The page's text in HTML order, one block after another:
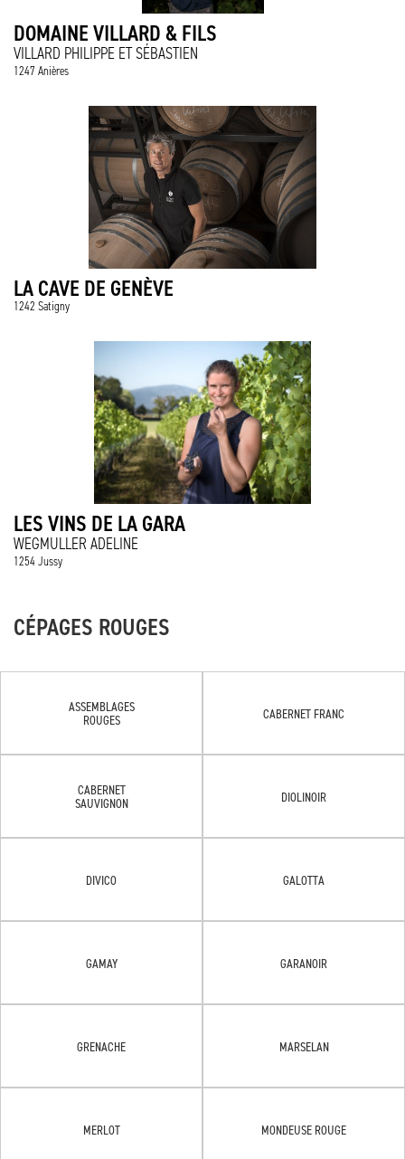
DOMAINE VILLARD & FILS
VILLARD PHILIPPE ET SÉBASTIEN
1247 Anières
LA CAVE DE GENÈVE
1242 Satigny
LES VINS DE LA GARA
WEGMULLER ADELINE
1254 Jussy
CÉPAGES ROUGES
ASSEMBLAGES
ROUGES
CABERNET FRANC
CABERNET
SAUVIGNON
DIOLINOIR
DIVICO GALOTTA
GAMAY GARANOIR
GRENACHE MARSELAN
MERLOT MONDEUSE ROUGE